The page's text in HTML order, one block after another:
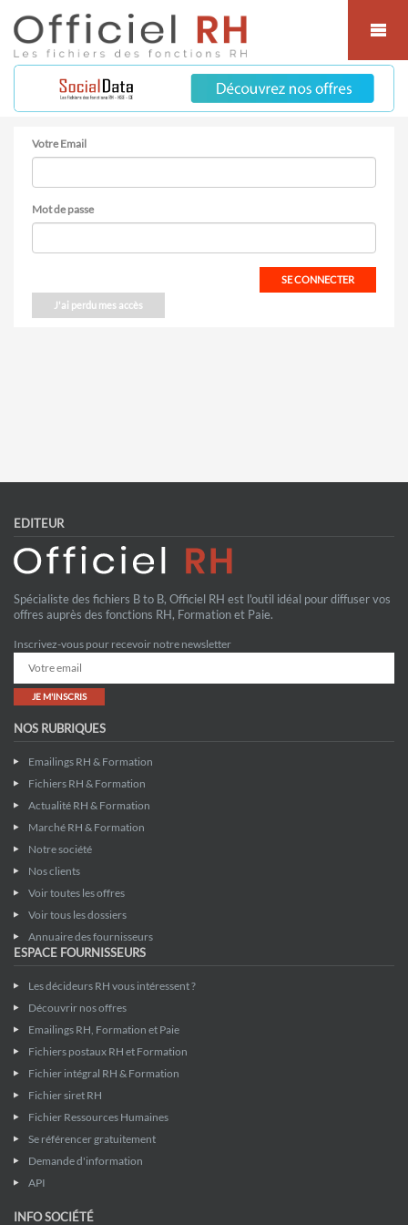
Votre Email
Mot de passe
SE CONNECTER
J'ai perdu mes accès
EDITEUR
Spécialiste des fichiers B to B, Officiel RH est l'outil idéal pour diffuser vos
offres auprès des fonctions RH, Formation et Paie.
Inscrivez-vous pour recevoir notre newsletter
JE M'INSCRIS
NOS RUBRIQUES
Emailings RH & Formation
Fichiers RH & Formation
Actualité RH & Formation
Marché RH & Formation
Notre société
Nos clients
Voir toutes les offres
Voir tous les dossiers
Annuaire des fournisseurs
ESPACE FOURNISSEURS
Les décideurs RH vous intéressent ?
Découvrir nos offres
Emailings RH, Formation et Paie
Fichiers postaux RH et Formation
Fichier intégral RH & Formation
Fichier siret RH
Fichier Ressources Humaines
Se référencer gratuitement
Demande d'information
API
INFO SOCIÉTÉ